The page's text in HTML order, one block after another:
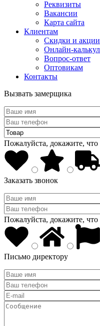
Реквизиты
Вакансии
Карта сайта
Клиентам
Скидки и акции
Онлайн-
Вопрос-ответ
Оптовикам
Контакты
Вызвать замерщика
Пожалуйста, докажите,
Заказать звонок
Пожалуйста, докажите,
Письмо директору